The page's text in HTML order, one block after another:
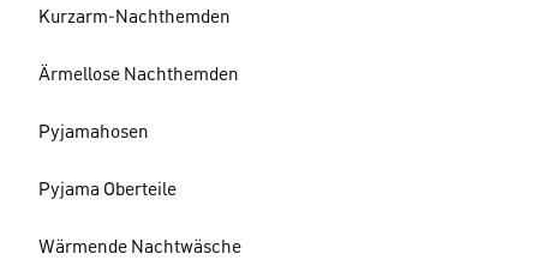
Kurzarm-Nachthemden
Ärmellose Nachthemden
Pyjamahosen
Pyjama Oberteile
Wärmende Nachtwäsche